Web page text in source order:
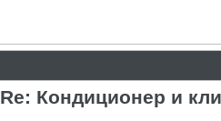
Re: Кондиционер и